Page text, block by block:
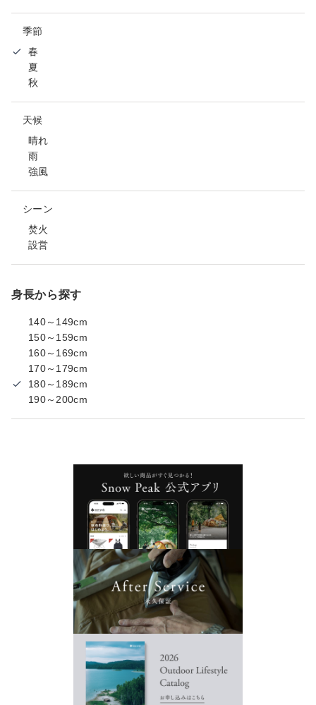
季節
春
夏
秋
天候
晴れ
雨
強風
シーン
焚火
設営
身長から探す
140～149cm
150～159cm
160～169cm
170～179cm
180～189cm
190～200cm